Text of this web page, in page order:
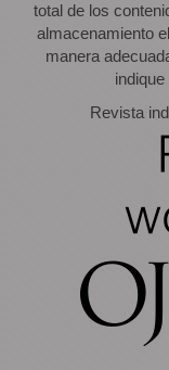
total de los
almacenamiento
manera
Revista